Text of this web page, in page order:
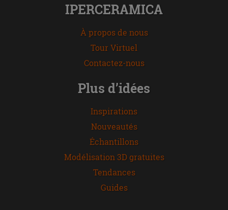
IPERCERAMICA
À propos de nous
Tour Virtuel
Contactez-nous
Plus d’idées
Inspirations
Nouveautés
Échantillons
Modélisation 3D gratuites
Tendances
Guides